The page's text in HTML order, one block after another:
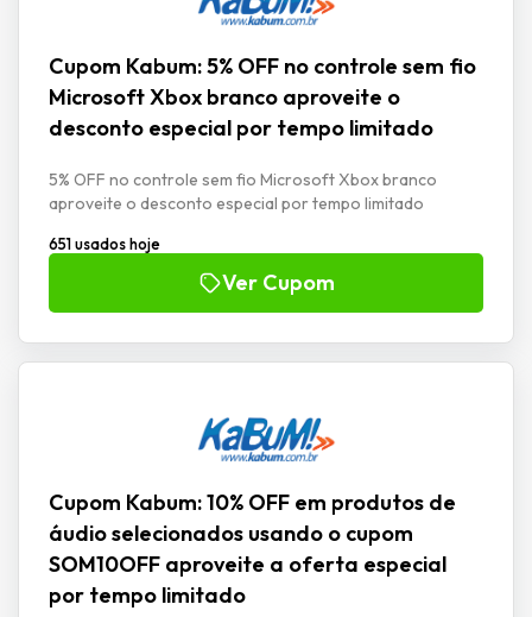
Cupom Kabum: 5% OFF no controle sem fio
Microsoft Xbox branco aproveite o
desconto especial por tempo limitado
5% OFF no controle sem fio Microsoft Xbox branco
aproveite o desconto especial por tempo limitado
651 usados hoje
Ver Cupom
Cupom Kabum: 10% OFF em produtos de
áudio selecionados usando o cupom
SOM10OFF aproveite a oferta especial
por tempo limitado